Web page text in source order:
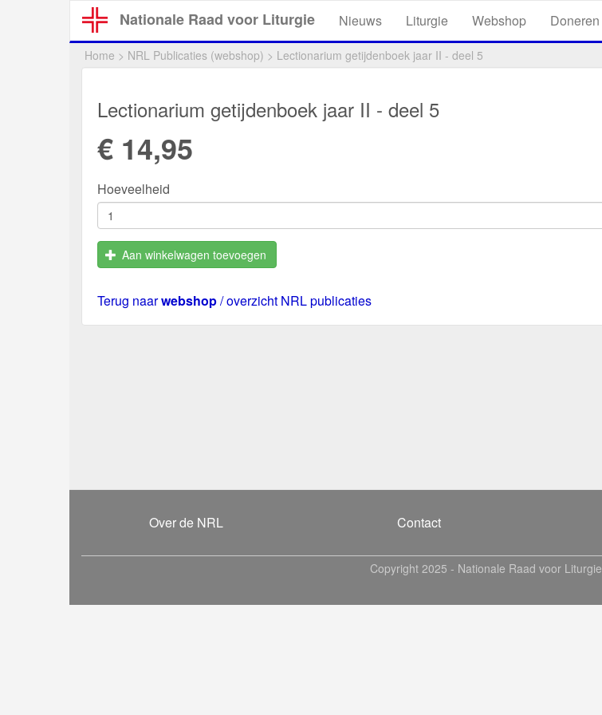
Nationale Raad voor Liturgie Nieuws Liturgie Webshop Doneren
Home > NRL Publicaties (webshop) > Lectionarium getijdenboek jaar II - deel 5
Lectionarium getijdenboek jaar II - deel 5
€ 14,95
Hoeveelheid
Aan winkelwagen toevoegen
Terug naarwebshop/ overzicht NRL publicaties
Over de NRL Contact
Copyright 2025 - Nationale Raad voor Liturgie